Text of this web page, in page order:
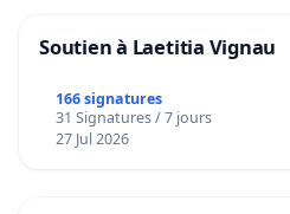
Soutien à Laetitia Vignau
166 signatures
31 Signatures / 7 jours
27 Jul 2026